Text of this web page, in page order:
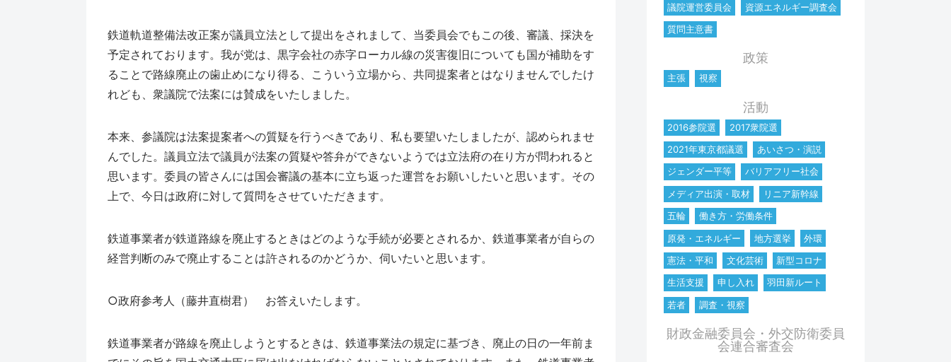
鉄道軌道整備法改正案が議員立法として提出をされまして、当委員会でもこの後、審議、採決を
予定されております。我が党は、黒字会社の赤字ローカル線の災害復旧についても国が補助をす
ることで路線廃止の歯止めになり得る、こういう立場から、共同提案者とはなりませんでしたけ
れども、衆議院で法案には賛成をいたしました。
本来、参議院は法案提案者への質疑を行うべきであり、私も要望いたしましたが、認められませ
んでした。議員立法で議員が法案の質疑や答弁ができないようでは立法府の在り方が問われると
思います。委員の皆さんには国会審議の基本に立ち返った運営をお願いしたいと思います。その
上で、今日は政府に対して質問をさせていただきます。
鉄道事業者が鉄道路線を廃止するときはどのような手続が必要とされるか、鉄道事業者が自らの
経営判断のみで廃止することは許されるのかどうか、伺いたいと思います。
○政府参考人（藤井直樹君） お答えいたします。
鉄道事業者が路線を廃止しようとするときは、鉄道事業法の規定に基づき、廃止の日の一年前ま
議院運営委員会
資源エネルギー調査会
質問主意書
政策
主張 視察
活動
2016参院選
2017衆院選
2021年東京都議選
あいさつ・演説
ジェンダー平等
バリアフリー社会
メディア出演・取材
リニア新幹線
五輪
働き方・労働条件
原発・エネルギー
地方選挙
外環
憲法・平和
文化芸術
新型コロナ
生活支援
申し入れ
羽田新ルート
若者
調査・視察
財政金融委員会・外交防衛委員
会連合審査会